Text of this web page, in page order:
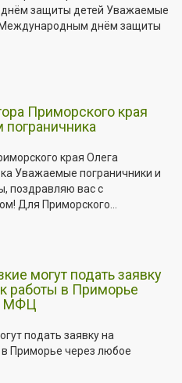
защиты детей Уважаемые
днём защиты
Приморского края
края Олега
Уважаемые пограничники и
поздравляю вас с
Для Приморского...
могут подать заявку
работы в Приморье
МФЦ
подать заявку на
Приморье через любое